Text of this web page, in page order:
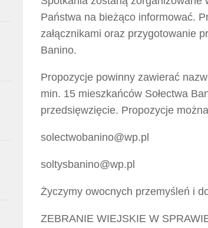
Państwa na bieżąco informować.
załącznikami oraz przygotowanie
Banino.
Propozycje powinny zawierać
min. 15 mieszkańców Sołectwa
przedsięwzięcie. Propozycje
solectwobanino@wp.pl
soltysbanino@wp.pl
Życzymy owocnych przemyśleń i
ZEBRANIE WIEJSKIE W